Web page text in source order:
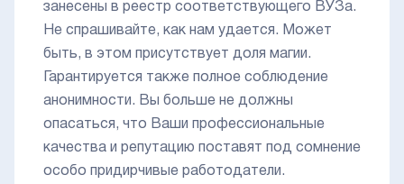
занесены в реестр соответствующего ВУЗа.
Не спрашивайте, как нам удается. Может
быть, в этом присутствует доля магии.
Гарантируется также полное соблюдение
анонимности. Вы больше не должны
опасаться, что Ваши профессиональные
качества и репутацию поставят под сомнение
особо придирчивые работодатели.